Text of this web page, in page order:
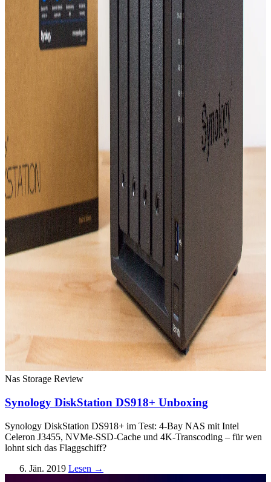
Nas Storage Review
Synology DiskStation DS918+ Unboxing
Synology DiskStation DS918+ im Test: 4-Bay NAS mit Intel
Celeron J3455, NVMe-SSD-Cache und 4K-Transcoding – für wen
lohnt sich das Flaggschiff?
6. Jän. 2019 Lesen →